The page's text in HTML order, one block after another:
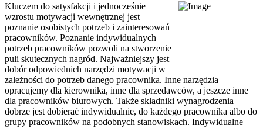
Kluczem do satysfakcji i jednocześnie
wzrostu motywacji wewnętrznej jest
poznanie osobistych potrzeb i zainteresowań
pracowników. Poznanie indywidualnych
potrzeb pracowników pozwoli na stworzenie
puli skutecznych nagród. Najważniejszy jest
dobór odpowiednich narzędzi motywacji w
zależności do potrzeb danego pracownika. Inne narzędzia
opracujemy dla kierownika, inne dla sprzedawców, a jeszcze inne
dla pracowników biurowych. Także składniki wynagrodzenia
dobrze jest dobierać indywidualnie, do każdego pracownika albo do
grupy pracowników na podobnych stanowiskach. Indywidualne